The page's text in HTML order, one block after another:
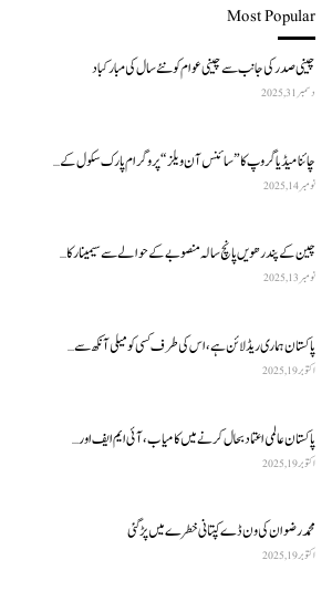
Most Popular
چینی صدر کی جانب سے چینی عوام کو نئے سال کی مبارکباد
دسمبر 31, 2025
چائنا میڈیا گروپ کا ”سائنس آن ویلز“ پروگرام پارک سکول کے…
نومبر 14, 2025
چین کے پندرھویں پانچ سالہ منصوبے کے حوالے سے سیمینار کا…
نومبر 13, 2025
پاکستان ہماری ریڈ لائن ہے، اس کی طرف کسی کو میلی آنکھ سے…
اکتوبر 19, 2025
پاکستان عالمی اعتماد بحال کرنے میں کامیاب، آئی ایم ایف اور…
اکتوبر 19, 2025
محمد رضوان کی ون ڈے کپتانی خطرے میں پڑ گئی
اکتوبر 19, 2025